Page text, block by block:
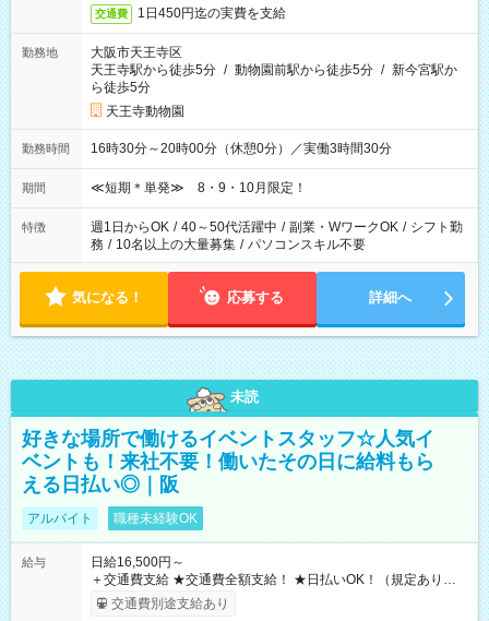
交通費 1日450円迄の実費を支給
勤務地
大阪市天王寺区
天王寺駅から徒歩5分 / 動物園前駅から徒歩5分 / 新今宮駅か
ら徒歩5分
天王寺動物園
勤務時間 16時30分～20時00分（休憩0分）／実働3時間30分
期間 ≪短期＊単発≫ 8・9・10月限定！
特徴 週1日からOK / 40～50代活躍中 / 副業・WワークOK / シフト勤
務 / 10名以上の大量募集 / パソコンスキル不要
気になる！ 応募する 詳細へ
未読
好きな場所で働けるイベントスタッフ☆人気イ
ベントも！来社不要！働いたその日に給料もら
える日払い◎｜阪
アルバイト 職種未経験OK
給与
日給16,500円～
＋交通費支給 ★交通費全額支給！ ★日払いOK！（規定あり） ┗
働いたその日に現金GET♪ お仕事後はコンビニATMから 日払
交通費別途支給あり